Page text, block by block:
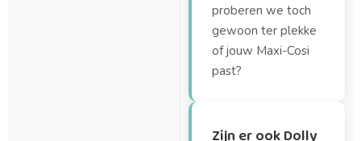
proberen we toch
gewoon ter plekke
of jouw Maxi-Cosi
past?
Zijn er ook Dolly